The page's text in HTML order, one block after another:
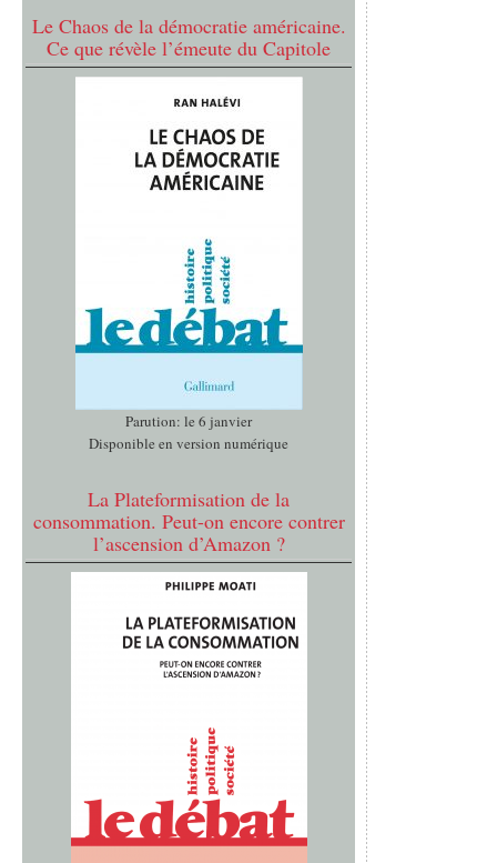
Le Chaos de la démocratie américaine.
Ce que révèle l’émeute du Capitole
Parution: le 6 janvier
Disponible en version numérique
La Plateformisation de la
consommation. Peut-on encore contrer
l’ascension d’Amazon ?